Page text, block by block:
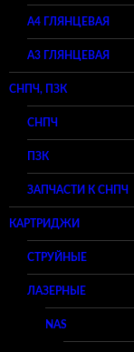
А4 ГЛЯНЦЕВАЯ
A3 ГЛЯНЦЕВАЯ
СНПЧ, ПЗК
СНПЧ
ПЗК
ЗАПЧАСТИ К СНПЧ
КАРТРИДЖИ
СТРУЙНЫЕ
ЛАЗЕРНЫЕ
NAS